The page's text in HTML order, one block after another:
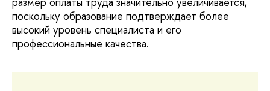
поскольку образование подтверждает более
высокий уровень специалиста и его
профессиональные качества.